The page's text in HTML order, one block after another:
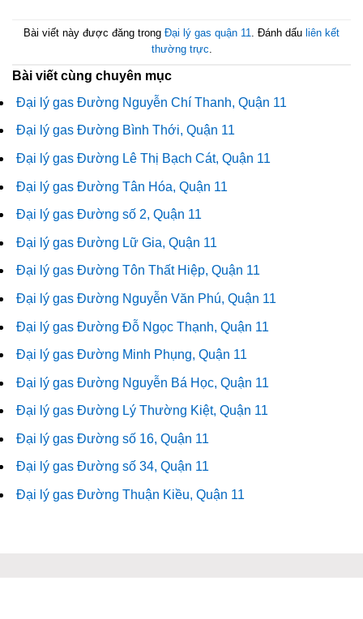
Bài viết này được đăng trong Đại lý gas quận 11. Đánh dấu liên kết
thường trực.
Bài viết cùng chuyên mục
Đại lý gas Đường Nguyễn Chí Thanh, Quận 11
Đại lý gas Đường Bình Thới, Quận 11
Đại lý gas Đường Lê Thị Bạch Cát, Quận 11
Đại lý gas Đường Tân Hóa, Quận 11
Đại lý gas Đường số 2, Quận 11
Đại lý gas Đường Lữ Gia, Quận 11
Đại lý gas Đường Tôn Thất Hiệp, Quận 11
Đại lý gas Đường Nguyễn Văn Phú, Quận 11
Đại lý gas Đường Đỗ Ngọc Thạnh, Quận 11
Đại lý gas Đường Minh Phụng, Quận 11
Đại lý gas Đường Nguyễn Bá Học, Quận 11
Đại lý gas Đường Lý Thường Kiệt, Quận 11
Đại lý gas Đường số 16, Quận 11
Đại lý gas Đường số 34, Quận 11
Đại lý gas Đường Thuận Kiều, Quận 11